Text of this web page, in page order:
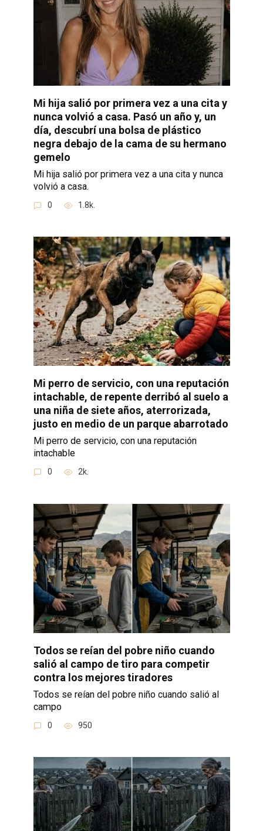
Mi hija salió por primera vez a una cita y
nunca volvió a casa. Pasó un año y, un
día, descubrí una bolsa de plástico
negra debajo de la cama de su hermano
gemelo
Mi hija salió por primera vez a una cita y nunca
volvió a casa.
0 1.8k.
Mi perro de servicio, con una reputación
intachable, de repente derribó al suelo a
una niña de siete años, aterrorizada,
justo en medio de un parque abarrotado
Mi perro de servicio, con una reputación
intachable
0 2k.
Todos se reían del pobre niño cuando
salió al campo de tiro para competir
contra los mejores tiradores
Todos se reían del pobre niño cuando salió al
campo
0 950